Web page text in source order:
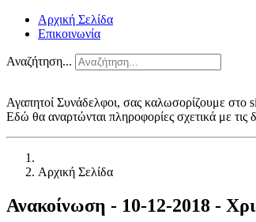
Αρχική Σελίδα
Επικοινωνία
Αναζήτηση...
Αγαπητοί Συνάδελφοι, σας καλωσορίζουμε
Εδώ θα αναρτώνται πληροφορίες σχετικά με
Αρχική Σελίδα
Ανακοίνωση - 10-12-2018 -